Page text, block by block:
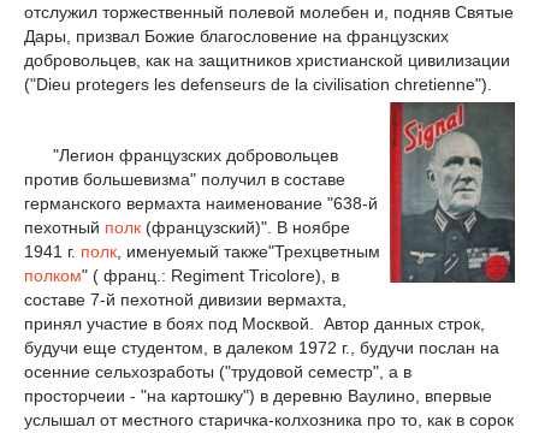
отслужил торжественный полевой молебен и, подняв Святые
Дары, призвал Божие благословение на французских
добровольцев, как на защитников христианской цивилизации
("Dieu protegers les defenseurs de la civilisation chretienne").
"Легион французских добровольцев
против большевизма" получил в составе
германского вермахта наименование "638-й
пехотный полк (французский)". В ноябре
1941 г. полк , именуемый также"Трехцветным
полком" ( франц.: Regiment Tricolore), в
составе 7-й пехотной дивизии вермахта,
принял участие в боях под Москвой. Автор данных строк,
будучи еще студентом, в далеком 1972 г., будучи послан на
осенние сельхозработы ("трудовой семестр", а в
просторчеии - "на картошку") в деревню Ваулино, впервые
услышал от местного старичка-колхозника про то, как в сорок